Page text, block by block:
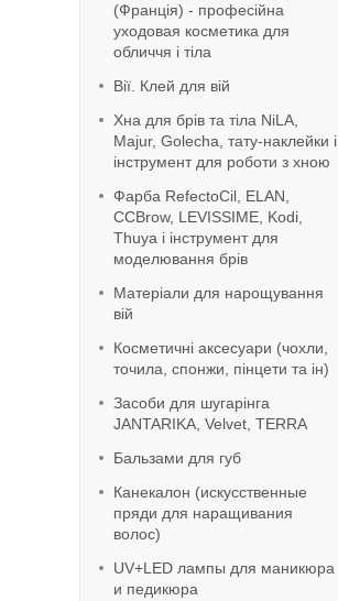
(Франція) - професійна
уходовая косметика для
обличчя і тіла
Вії. Клей для вій
Хна для брів та тіла NiLA,
Majur, Golecha, тату-наклейки і
інструмент для роботи з хною
Фарба RefeсtoCil, ELAN,
CCBrow, LEVISSIME, Kodi,
Thuya і інструмент для
моделювання брів
Матеріали для нарощування
вій
Косметичні аксесуари (чохли,
точила, спонжи, пінцети та ін)
Засоби для шугарінга
JANTARIKA, Velvet, TERRA
Бальзами для губ
Канекалон (искусственные
пряди для наращивания
волос)
UV+LED лампы для маникюра
и педикюра